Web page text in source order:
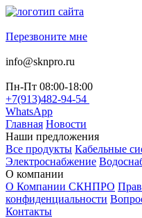
Перезвоните мне
info@sknpro.ru
Пн-Пт 08:00-18:00
+7(913)482-94-54
WhatsApp
Главная Новости
Наши предложения
Все продукты Кабельные
Электроснабжение
О компании
О Компании СКНПРО
конфиденциальности
Контакты